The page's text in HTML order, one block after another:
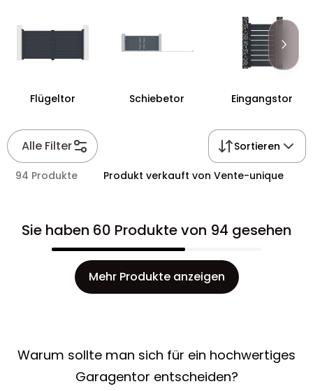
und modernes Design.
Flügeltor Schiebetor Eingangstor
Alle Filter Sortieren
94 Produkte Produkt verkauft von Vente-unique
Sie haben 60 Produkte von 94 gesehen
Mehr Produkte anzeigen
Warum sollte man sich für ein hochwertiges
Garagentor entscheiden?